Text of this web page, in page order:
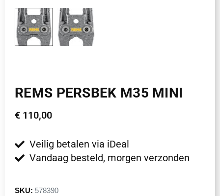
REMS PERSBEK M35 MINI
€ 110,00
Veilig betalen via iDeal
Vandaag besteld, morgen verzonden
SKU: 578390